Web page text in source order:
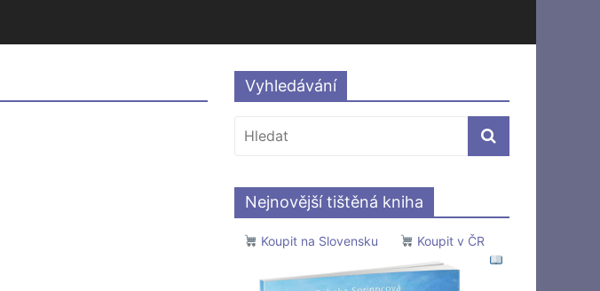
Vyhledávání
Nejnovější tištěná kniha
Koupit na Slovensku Koupit v ČR